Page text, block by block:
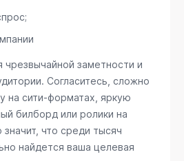
чрезвычайной заметности и
Согласитесь, сложно
на сити-форматах, яркую
билборд или ролики на
что среди тысяч
найдется ваша целевая